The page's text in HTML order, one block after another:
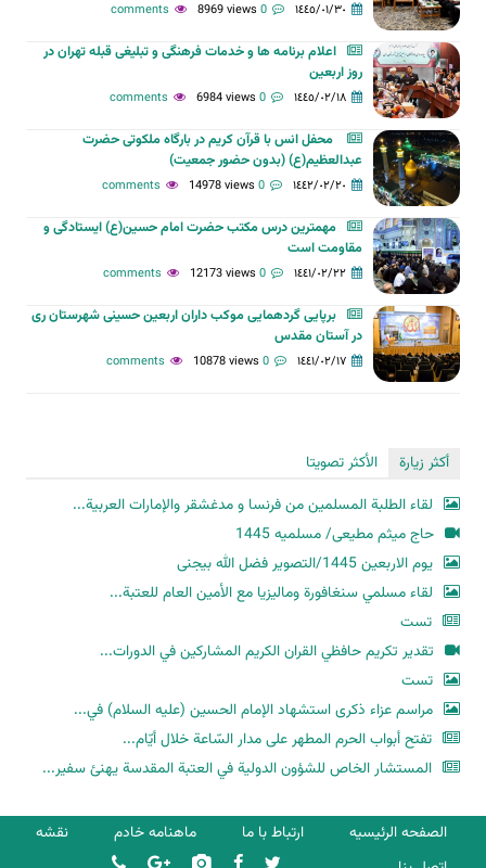
١٤٤٥/٠١/٣٠ 0 comments
8969 views
اعلام برنامه ها و خدمات فرهنگی و تبلیغی قبله تهران در
روز اربعین
١٤٤٥/٠٢/١٨ 0 comments
6984 views
محفل انس با قرآن کریم در بارگاه ملکوتی حضرت
عبدالعظیم(ع) (بدون حضور جمعیت)
١٤٤٢/٠٢/٢٠ 0 comments
14978 views
مهمترین درس مکتب حضرت امام حسین(ع) ایستادگی و
مقاومت است
١٤٤١/٠٢/٢٢ 0 comments
12173 views
برپایی گردهمایی موکب داران اربعین حسینی شهرستان ری
در آستان مقدس
١٤٤١/٠٢/١٧ 0 comments
10878 views
أكثر زيارة
الأكثر تصويتا
لقاء الطلبة المسلمين من فرنسا و مدغشقر والإمارات العربية...
حاج میثم مطیعی/ مسلمیه 1445
یوم الاربعین 1445/التصویر فضل الله بیجنی
لقاء مسلمي سنغافورة وماليزيا مع الأمين العام للعتبة...
تست
تقدير تكريم حافظي القران الكريم المشاركين في الدورات...
تست
مراسم عزاء ذكرى استشهاد الإمام الحسين (عليه السلام) في...
تفتح أبواب الحرم المطهر على مدار السّاعة خلال أيّام...
المستشار الخاص للشؤون الدولية في العتبة المقدسة يهنئ سفير...
الصفحه الرئیسیه ارتباط با ما ماهنامه خادم
نقشه